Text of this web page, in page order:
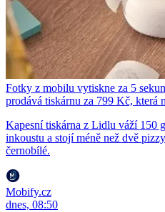
Fotky z mobilu vytiskne za 5
prodává tiskárnu za 799 Kč, která
Kapesní tiskárna z Lidlu váží 150
inkoustu a stojí méně než dvě
černobílé.
Mobify.cz
dnes, 08:50